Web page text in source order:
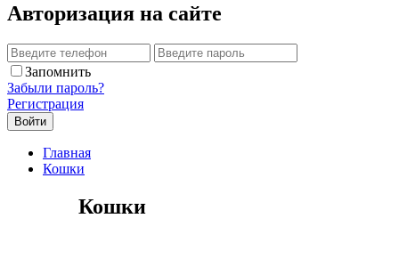
Авторизация на сайте
Запомнить
Забыли пароль?
Регистрация
Главная
Кошки
Кошки